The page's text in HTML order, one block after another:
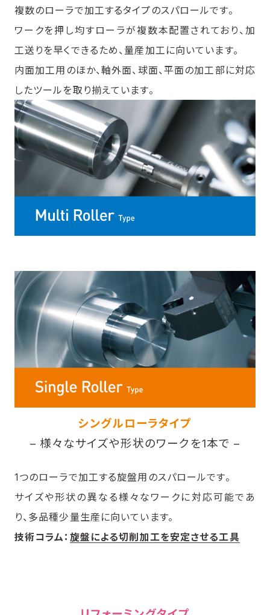
複数のローラで加工するタイプのスパロールです。
ワークを押し均すローラが複数本配置されており、加
工送りを早くできるため、量産加工に向いています。
内面加工用のほか、軸外面、球面、平面の加工部に対応
したツールを取り揃えています。
シングルローラタイプ
– 様々なサイズや形状のワークを1本で –
1つのローラで加工する旋盤用のスパロールです。
サイズや形状の異なる様々なワークに対応可能であ
り、多品種少量生産に向いています。
技術コラム： 旋盤による切削加工を安定させる工具